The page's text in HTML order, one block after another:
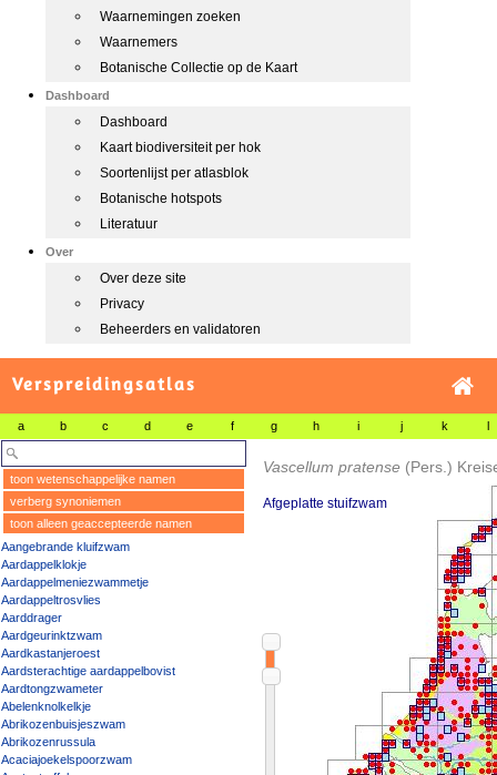
Waarnemingen zoeken
Waarnemers
Botanische Collectie op de Kaart
Dashboard
Dashboard
Kaart biodiversiteit per hok
Soortenlijst per atlasblok
Botanische hotspots
Literatuur
Over
Over deze site
Privacy
Beheerders en validatoren
Verspreidingsatlas
a b c d e f g h i j k l
toon wetenschappelijke namen
verberg synoniemen
toon alleen geaccepteerde namen
Aangebrande kluifzwam
Aardappelklokje
Aardappelmeniezwammetje
Aardappeltrosvlies
Aarddrager
Aardgeurinktzwam
Aardkastanjeroest
Aardsterachtige aardappelbovist
Aardtongzwameter
Abelenknolkelkje
Abrikozenbuisjeszwam
Abrikozenrussula
Acaciajoekelspoorzwam
Vascellum pratense (Pers.)
Afgeplatte stuifzwam